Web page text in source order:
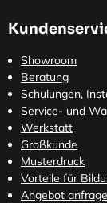
Showroom
Beratung
Schulungen,
Service- und
Werkstatt
Großkunde
Musterdruck
Vorteile für
Angebot